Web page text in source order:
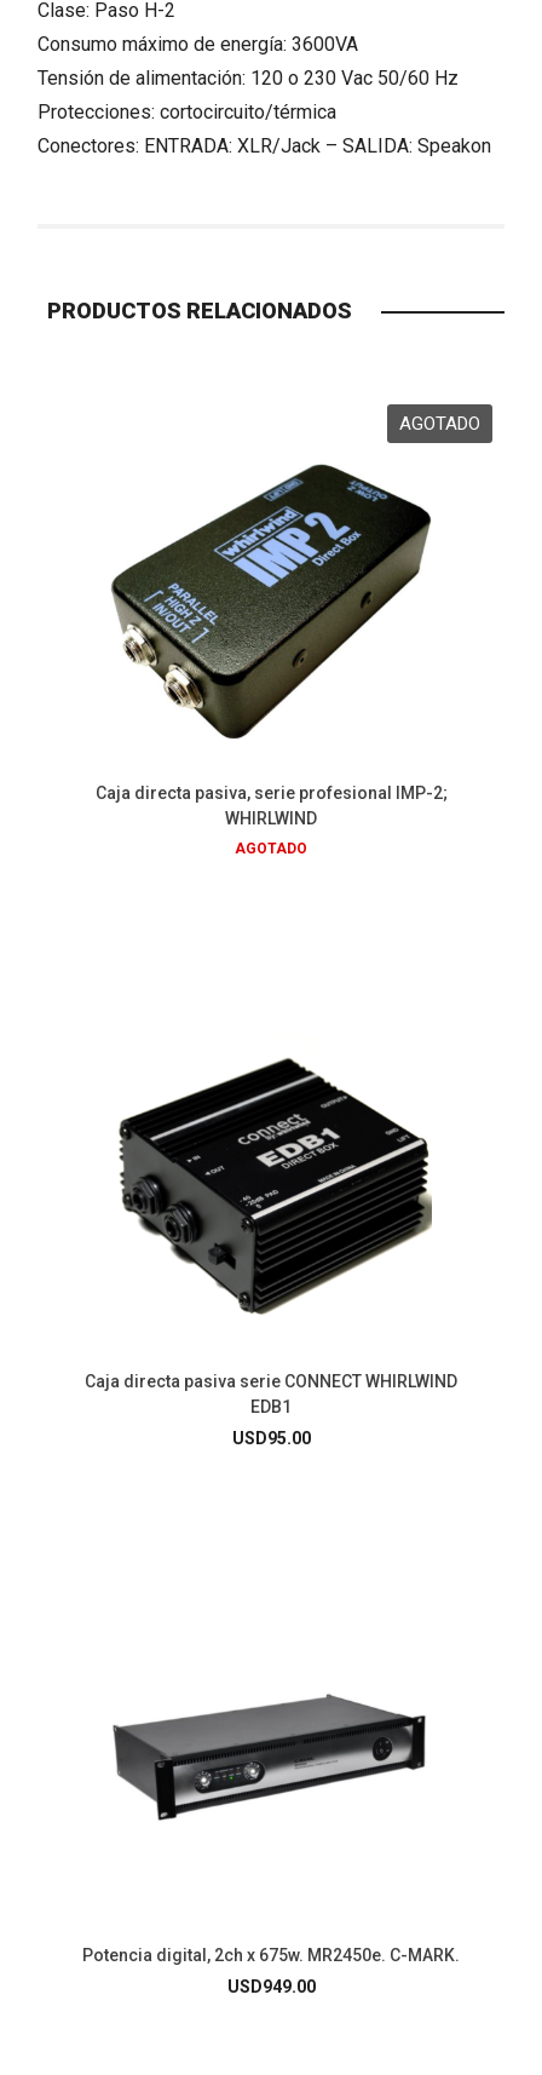
Clase: Paso H-2
Consumo máximo de energía: 3600VA
Tensión de alimentación: 120 o 230 Vac 50/60 Hz
Protecciones: cortocircuito/térmica
Conectores: ENTRADA: XLR/Jack – SALIDA: Speakon
PRODUCTOS RELACIONADOS
Caja directa pasiva, serie profesional IMP-2;
WHIRLWIND
AGOTADO
Caja directa pasiva serie CONNECT WHIRLWIND
EDB1
USD95.00
Potencia digital, 2ch x 675w. MR2450e. C-MARK.
USD949.00